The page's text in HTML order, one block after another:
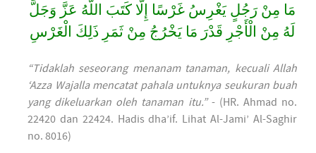
مَا مِنْ رَجُلٍ يَغْرِسُ غَرْسًا إِلَّا كَتَبَ اللَّهُ عَزَّ وَجَلَّ
لَهُ مِنْ الْأَجْرِ قَدْرَ مَا يَخْرُجُ مِنْ ثَمَرِ ذَلِكَ الْغَرْسِ
“Tidaklah seseorang menanam tanaman, kecuali Allah
‘Azza Wajalla mencatat pahala untuknya seukuran buah
yang dikeluarkan oleh tanaman itu.” - (HR. Ahmad no.
22420 dan 22424. Hadis dha’if. Lihat Al-Jami’ Al-Saghir
no. 8016)